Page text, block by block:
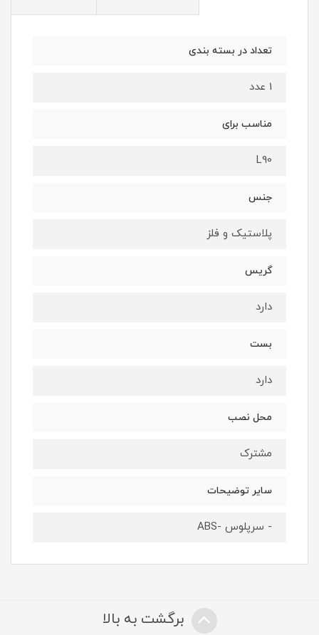
تعداد در بسته بندی
1 عدد
مناسب برای
L90
جنس
پلاستیک و فلز
گریس
دارد
بست
دارد
محل نصب
مشترک
سایر توضیحات
- سرپلوس -ABS
برگشت به بالا